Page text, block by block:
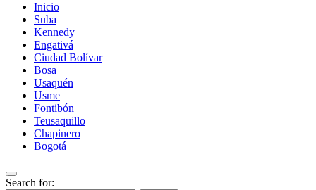
Inicio
Suba
Kennedy
Engativá
Ciudad Bolívar
Bosa
Usaquén
Usme
Fontibón
Teusaquillo
Chapinero
Bogotá
Search for: